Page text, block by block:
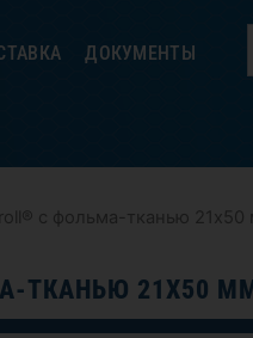
ДОКУМЕНТЫ
с фольма-тканью 21х50
ТКАНЬЮ 21Х50